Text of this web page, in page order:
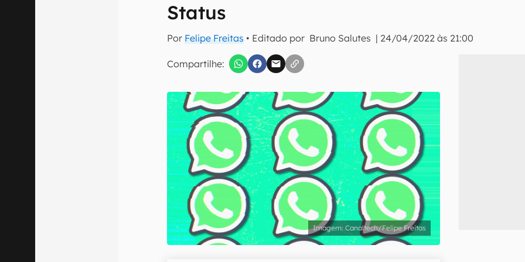
Status
Por Felipe Freitas • Editado por Bruno Salutes | 24/04/2022 às 21:00
Compartilhe:
Confirmo que li, aceito e concordo com os Termos de Uso e Política de Privacidade do
Canaltech/Felipe Freitas